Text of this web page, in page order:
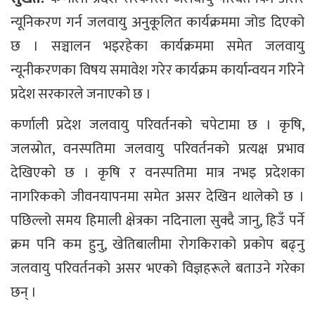
न्यूनिकरण गर्न जलवायु अनुकूलित कार्यक्रममा जोड दिएको
छ । सञ्चालन भइरहेका कार्यक्रममा समेत जलवायु
न्यूनीकरणका विषय समावेश गरेर कार्यक्रम कार्यान्वयन गरिने
प्रदेश सरकारले जनाएको छ ।
कर्णाली प्रदेश जलवायु परिवर्तनको चपेटामा छ । कृषि,
जलस्रोत, वनस्पतिमा जलवायु परिवर्तनको प्रत्यक्ष प्रभाव
देखिएको छ । कृषि र वनस्पतिमा मात्र नभइ प्रदेशका
नागरिकको जीवनयापनमा समेत असर देखिन थालेको छ ।
पछिल्लो समय हिमाली क्षेत्रका नदिनाला सुक्दै जानु, हिउँ पर्ने
क्रम पनि कम हुनु, खेतिबालीमा रोगकिराको प्रकोप बढ्नु
जलवायु परिवर्तनको असर भएको विज्ञहरूले बताउने गरेका
छन् ।